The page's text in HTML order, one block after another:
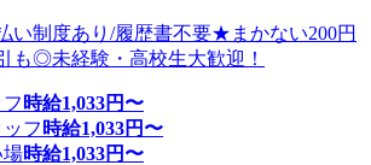
い制度あり/履歴書不要★まかない200円
も◎未経験・高校生大歓迎！
時給1,033円〜
フ 時給1,033円〜
場時給1,033円〜